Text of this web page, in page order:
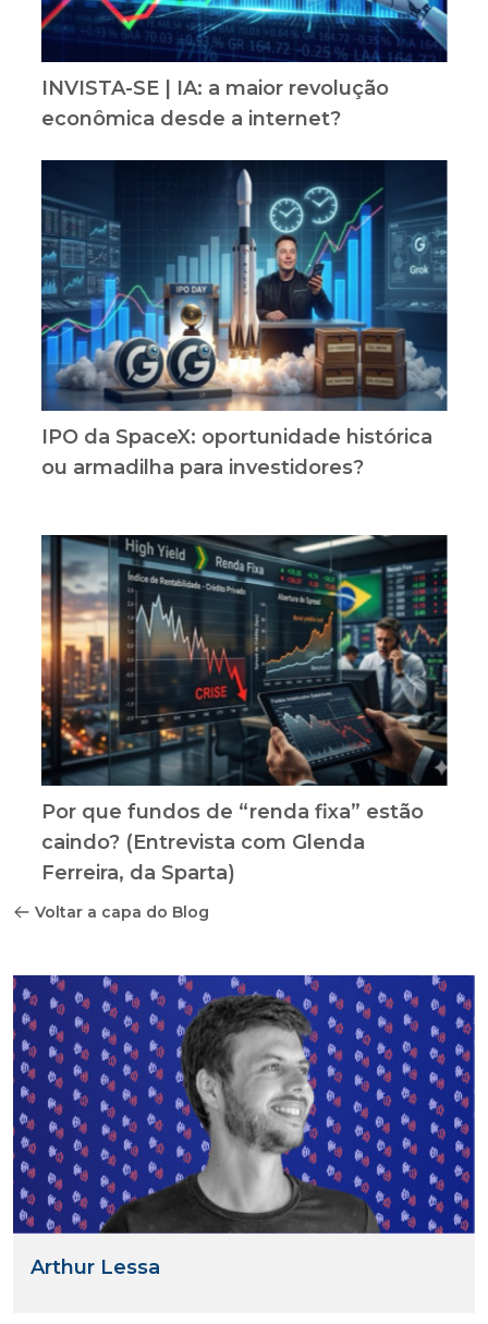
INVISTA-SE | IA: a maior revolução
econômica desde a internet?
IPO da SpaceX: oportunidade histórica
ou armadilha para investidores?
Por que fundos de “renda fixa” estão
caindo? (Entrevista com Glenda
Ferreira, da Sparta)
Voltar a capa do Blog
Arthur Lessa